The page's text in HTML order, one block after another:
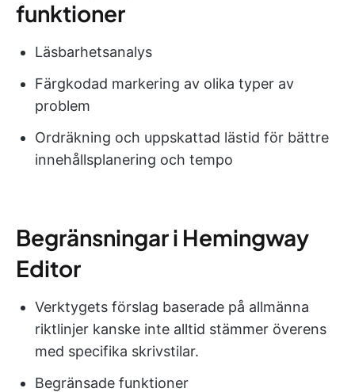
funktioner
Läsbarhetsanalys
Färgkodad markering av olika typer av
problem
Ordräkning och uppskattad lästid för bättre
innehållsplanering och tempo
Begränsningar i Hemingway
Editor
Verktygets förslag baserade på allmänna
riktlinjer kanske inte alltid stämmer överens
med specifika skrivstilar.
Begränsade funktioner